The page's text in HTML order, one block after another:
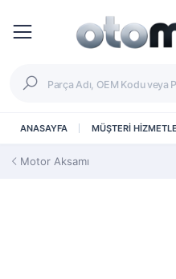
ANASAYFA MÜŞTERİ
Motor Aksamı